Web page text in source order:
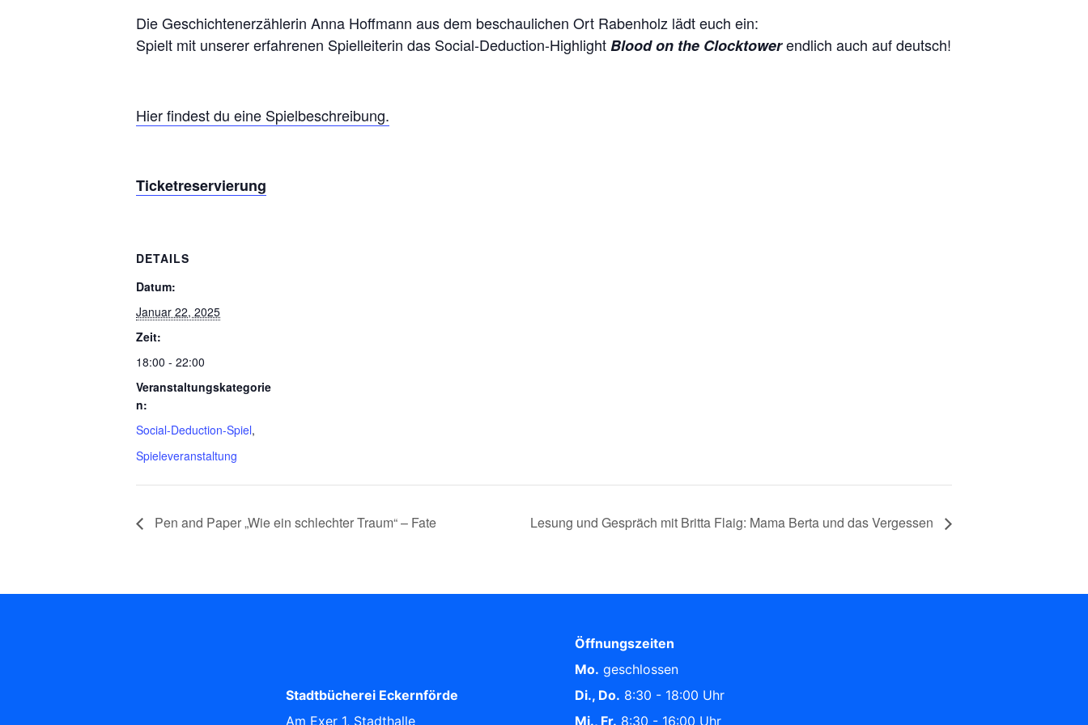
Die Geschichtenerzählerin Anna Hoffmann aus dem beschaulichen Ort Rabenholz lädt euch ein:
Spielt mit unserer erfahrenen Spielleiterin das Social-Deduction-HighlightBlood on the Clocktowerendlich auch auf deutsch!
Hier findest du eine Spielbeschreibung.
Ticketreservierung
DETAILS
Datum:
Januar 22, 2025
Zeit:
18:00 - 22:00
Veranstaltungskategorie
n:
Social-Deduction-Spiel,
Spieleveranstaltung
Pen and Paper „Wie ein schlechter Traum“ – Fate Lesung und Gespräch mit Britta Flaig: Mama Berta und das Vergessen
Stadtbücherei Eckernförde
Am Exer 1, Stadthalle
Öffnungszeiten
Mo. geschlossen
Di., Do. 8:30 - 18:00 Uhr
Mi., Fr. 8:30 - 16:00 Uhr